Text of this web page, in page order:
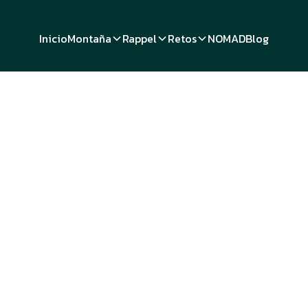
InicioMontaña Rappel Retos NOMADBlog